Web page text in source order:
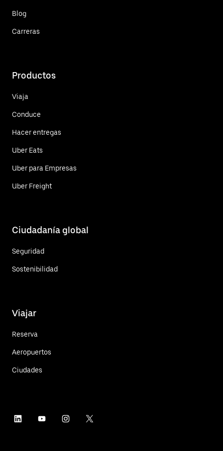
Blog
Carreras
Productos
Viaja
Conduce
Hacer entregas
Uber Eats
Uber para Empresas
Uber Freight
Ciudadanía global
Seguridad
Sostenibilidad
Viajar
Reserva
Aeropuertos
Ciudades